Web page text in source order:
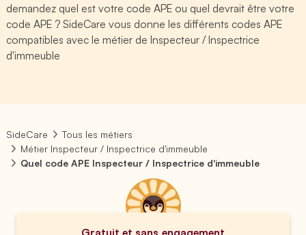
demandez quel est votre code APE ou quel devrait être votre
code APE ? SideCare vous donne les différents codes APE
compatibles avec le métier de Inspecteur / Inspectrice
d'immeuble
SideCare
Tous les métiers
Métier Inspecteur / Inspectrice d'immeuble
Quel code APE Inspecteur / Inspectrice d'immeuble
Gratuit et sans engagement